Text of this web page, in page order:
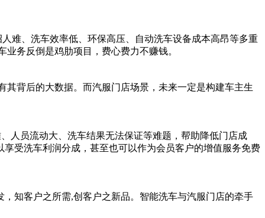
难、洗车效率低、环保高压、自动洗车设备成本高昂等多重
业务反倒是鸡肋项目，费心费力不赚钱。
背后的大数据。而汽服门店场景，未来一定是构建车主生
人员流动大、洗车结果无法保证等难题，帮助降低门店成
受洗车利润分成，甚至也可以作为会员客户的增值服务免费
知客户之所需,创客户之新品。智能洗车与汽服门店的牵手